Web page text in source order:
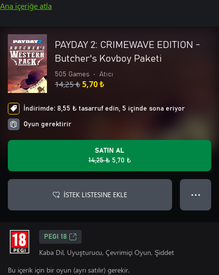
Ana içeriğe atla
PAYDAY 2: CRIMEWAVE EDITION -
Butcher's Kovboy Paketi
505 Games • Atıcı
14,25 ₺5,70 ₺
İndirimde: 8,55 ₺ tasarruf edin, 5 içinde sona eriyor
Oyun gerektirir
SATIN AL
14,25 ₺ 5,70 ₺
İSTEK LISTESINE EKLE ● ● ●
PEGI 18
Kaba Dil, Uyuşturucu, Çevrimiçi Oyun, Şiddet
Bu içerik için bir oyun (ayrı satılır) gerekir.